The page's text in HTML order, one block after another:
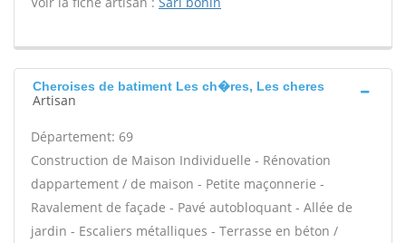
Cheroises de batiment Les ch�res, Les cheres
Artisan
Département: 69
Construction de Maison Individuelle - Rénovation
dappartement / de maison - Petite maçonnerie -
Ravalement de façade - Pavé autobloquant - Allée de
jardin - Escaliers métalliques - Terrasse en béton /